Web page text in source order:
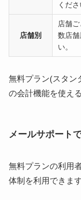
くださ
店舗別
店舗
数店
い。
無料プラン(スタン
の会計機能を使え
メールサポート
無料プランの利用
体制を利用できます